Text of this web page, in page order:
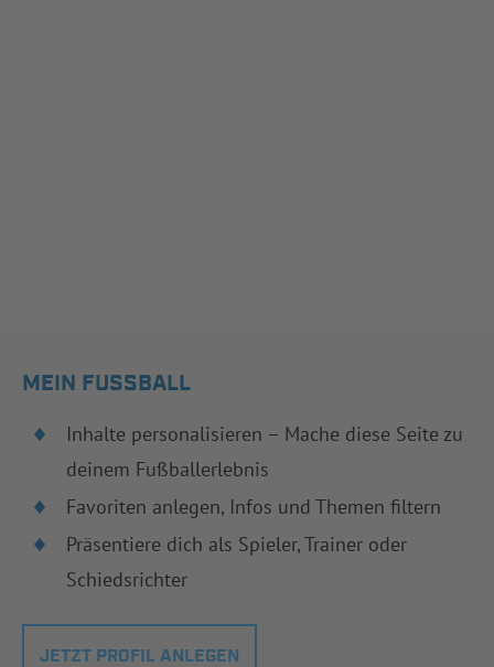
MEIN FUSSBALL
Inhalte personalisieren – Mache diese Seite zu
deinem Fußballerlebnis
Favoriten anlegen, Infos und Themen filtern
Präsentiere dich als Spieler, Trainer oder
Schiedsrichter
JETZT PROFIL ANLEGEN